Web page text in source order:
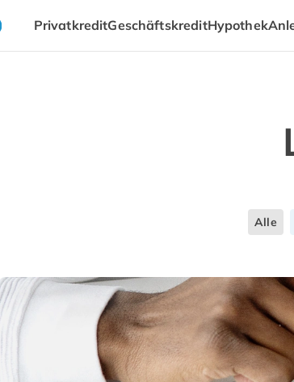
PrivatkreditGeschäftskreditHypothek
Alle